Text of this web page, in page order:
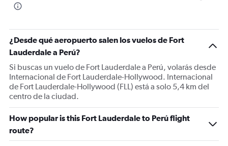
¿Desde qué aeropuerto salen los vuelos de Fort
Lauderdale a Perú?
Si buscas un vuelo de Fort Lauderdale a Perú, volarás desde
Internacional de Fort Lauderdale-Hollywood. Internacional
de Fort Lauderdale-Hollywood (FLL) está a solo 5,4 km del
centro de la ciudad.
How popular is this Fort Lauderdale to Perú flight
route?